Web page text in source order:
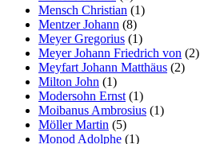
Mensch Christian (1)
Mentzer Johann (8)
Meyer Gregorius (1)
Meyer Johann Friedrich von (2)
Meyfart Johann Matthäus (2)
Milton John (1)
Modersohn Ernst (1)
Moibanus Ambrosius (1)
Möller Martin (5)
Monod Adolphe (1)